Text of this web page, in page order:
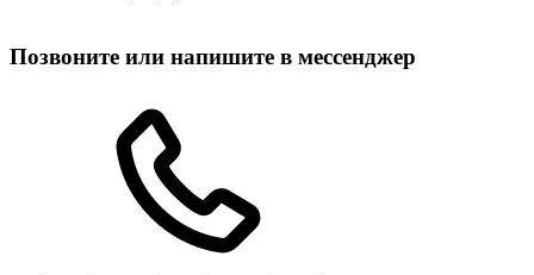
Позвоните или напишите в мессенджер